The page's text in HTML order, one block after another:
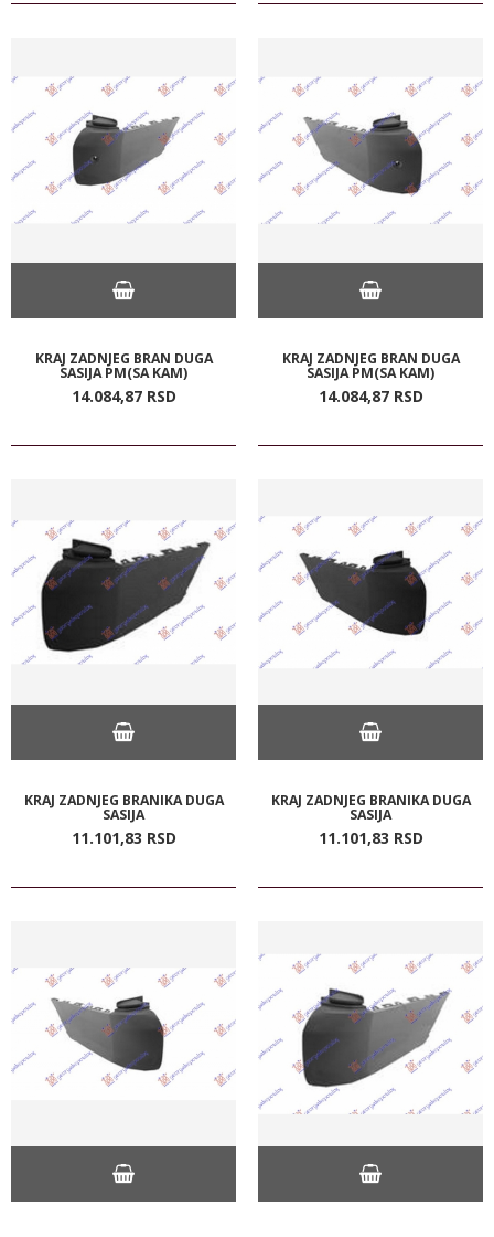
KRAJ ZADNJEG BRAN DUGA
SASIJA PM(SA KAM)
14.084,87 RSD
KRAJ ZADNJEG BRAN DUGA
SASIJA PM(SA KAM)
14.084,87 RSD
KRAJ ZADNJEG BRANIKA DUGA
SASIJA
11.101,83 RSD
KRAJ ZADNJEG BRANIKA DUGA
SASIJA
11.101,83 RSD